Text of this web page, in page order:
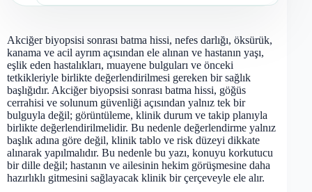
Akciğer biyopsisi sonrası batma hissi, nefes darlığı, öksürük,
kanama ve acil ayrım açısından ele alınan ve hastanın yaşı,
eşlik eden hastalıkları, muayene bulguları ve önceki
tetkikleriyle birlikte değerlendirilmesi gereken bir sağlık
başlığıdır. Akciğer biyopsisi sonrası batma hissi, göğüs
cerrahisi ve solunum güvenliği açısından yalnız tek bir
bulguyla değil; görüntüleme, klinik durum ve takip planıyla
birlikte değerlendirilmelidir. Bu nedenle değerlendirme yalnız
başlık adına göre değil, klinik tablo ve risk düzeyi dikkate
alınarak yapılmalıdır. Bu nedenle bu yazı, konuyu korkutucu
bir dille değil; hastanın ve ailesinin hekim görüşmesine daha
hazırlıklı gitmesini sağlayacak klinik bir çerçeveyle ele alır.